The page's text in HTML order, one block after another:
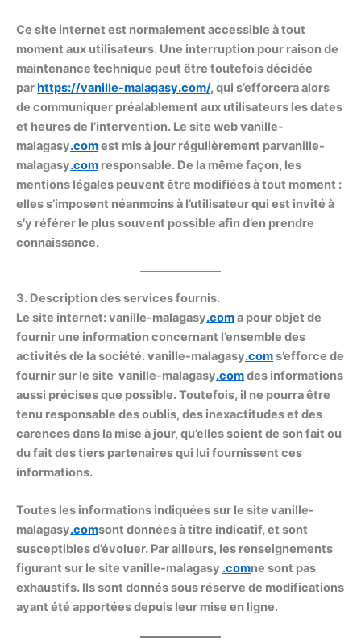
Ce site internet est normalement accessible à tout
moment aux utilisateurs. Une interruption pour raison de
maintenance technique peut être toutefois décidée
parhttps://vanille-malagasy.com/, qui s’efforcera alors
de communiquer préalablement aux utilisateurs les dates
et heures de l’intervention. Le site web vanille-
malagasy.comest mis à jour régulièrement parvanille-
malagasy.com responsable. De la même façon, les
mentions légales peuvent être modifiées à tout moment :
elles s’imposent néanmoins à l’utilisateur qui est invité à
s’y référer le plus souvent possible afin d’en prendre
connaissance.
3. Description des services fournis.
Le site internet: vanille-malagasy.coma pour objet de
fournir une information concernant l’ensemble des
activités de la société. vanille-malagasy.coms’efforce de
fournir sur le site vanille-malagasy.comdes informations
aussi précises que possible. Toutefois, il ne pourra être
tenu responsable des oublis, des inexactitudes et des
carences dans la mise à jour, qu’elles soient de son fait ou
du fait des tiers partenaires qui lui fournissent ces
informations.
Toutes les informations indiquées sur le site vanille-
malagasy.comsont données à titre indicatif, et sont
susceptibles d’évoluer. Par ailleurs, les renseignements
figurant sur le site vanille-malagasy .comne sont pas
exhaustifs. Ils sont donnés sous réserve de modifications
ayant été apportées depuis leur mise en ligne.